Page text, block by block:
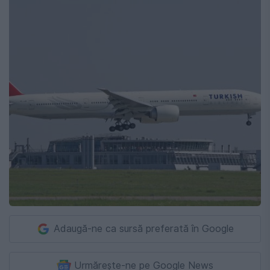
Adaugă-ne ca sursă preferată în Google
Urmărește-ne pe Google News